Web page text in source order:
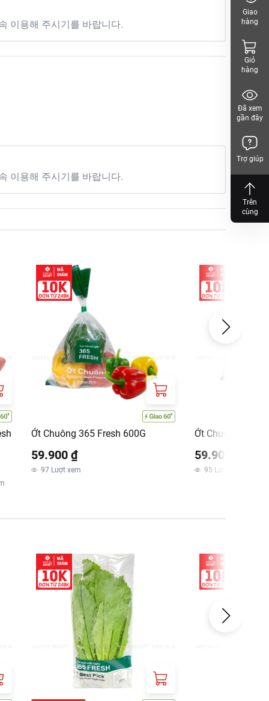
tây nghiền, khoai tây
이용해 주시기를 바랍니다.
이용해 주시기를 바랍니다.
Ớt Chuông 365 Fresh 600G
59.900 ₫
97 Lượt xem
Ớt Chuông Baby
59.900 ₫
95 Lượt xem
Giao
hàng
Giỏ
hàng
Đã xem
gần đây
Trợ giúp
Trên
cùng